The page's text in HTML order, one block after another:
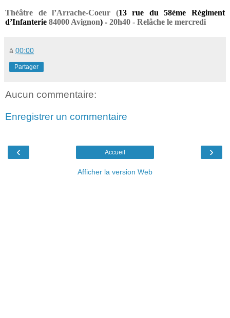
Théâtre de l’Arrache-Coeur (13 rue du 58ème Régiment
d’Infanterie 84000 Avignon) - 20h40 - Relâche le mercredi
à 00:00
Partager
Aucun commentaire:
Enregistrer un commentaire
‹ ›
Accueil
Afficher la version Web